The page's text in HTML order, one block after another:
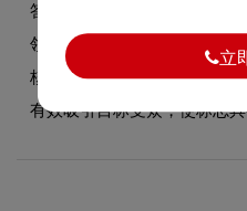
答：LOGO品牌整体使用的
领域的品牌定位，采用单色
核心符号。这种色彩选择既
有效吸引目标受众，使标志
立